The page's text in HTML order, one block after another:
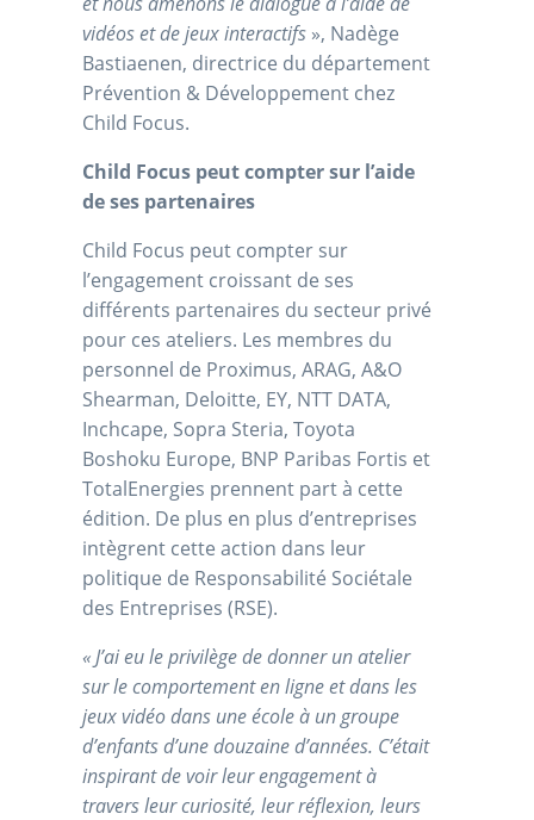
vidéos et de jeux interactifs », Nadège
Bastiaenen, directrice du département
Prévention & Développement chez
Child Focus.
Child Focus peut compter sur l’aide
de ses partenaires
Child Focus peut compter sur
l’engagement croissant de ses
différents partenaires du secteur privé
pour ces ateliers. Les membres du
personnel de Proximus, ARAG, A&O
Shearman, Deloitte, EY, NTT DATA,
Inchcape, Sopra Steria, Toyota
Boshoku Europe, BNP Paribas Fortis et
TotalEnergies prennent part à cette
édition. De plus en plus d’entreprises
intègrent cette action dans leur
politique de Responsabilité Sociétale
des Entreprises (RSE).
«J’ai eu le privilège de donner un atelier
sur le comportement en ligne et dans les
jeux vidéo dans une école à un groupe
d’enfants d’une douzaine d’années. C’était
inspirant de voir leur engagement à
travers leur curiosité, leur réflexion, leurs